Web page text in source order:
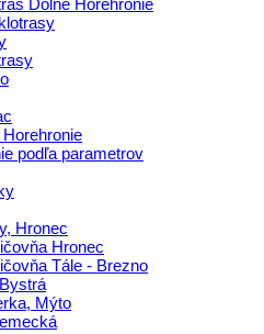
Dolné Horehronie
Horehronie
podľa parametrov
Hronec
Hronec
Tále - Brezno
Mýto